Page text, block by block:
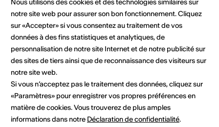
Informations sur l'événement
Localisation
Fondation Pierre Gianadda
1920 Martigny
Organisateur
Martigny Tourisme
Avenue de la Gare 6
Nous utilisons des cookies et des technologies similaires sur
notre site web pour assurer son bon fonctionnement. Cliquez
sur «Accepter» si vous consentez au traitement de vos
données à des fins statistiques et analytiques, de
personnalisation de notre site Internet et de notre publicité sur
des sites de tiers ainsi que de reconnaissance des visiteurs sur
notre site web.
Si vous n’acceptez pas le traitement des données, cliquez sur
«Paramètres» pour enregistrer vos propres préférences en
matière de cookies. Vous trouverez de plus amples
informations dans notre Déclaration de confidentialité.